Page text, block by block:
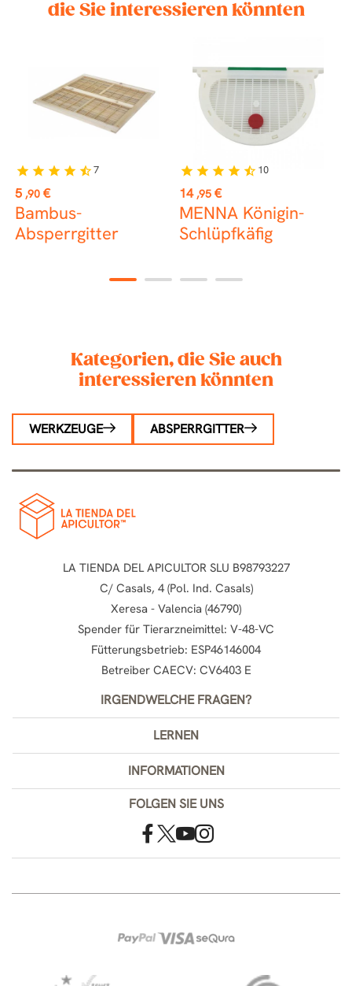
die Sie interessieren könnten
Preis
5 ,90 €
Bambus-
Absperrgitter
star star star star star_half7
Preis
14 ,95 €
MENNA Königin-
Schlüpfkäfig
star star star star star_half 10
1 2 3 4
Kategorien, die Sie auch
interessieren könnten
WERKZEUGE ABSPERRGITTER
LA TIENDA DEL APICULTOR SLU B98793227
C/ Casals, 4 (Pol. Ind. Casals)
Xeresa - Valencia (46790)
Spender für Tierarzneimittel: V-48-VC
Fütterungsbetrieb: ESP46146004
Betreiber CAECV: CV6403 E
IRGENDWELCHE FRAGEN?
LERNEN
INFORMATIONEN
FOLGEN SIE UNS